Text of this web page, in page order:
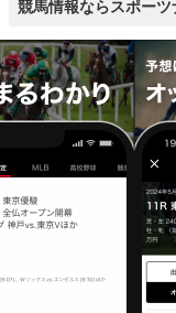
競馬情報ならスポーツ